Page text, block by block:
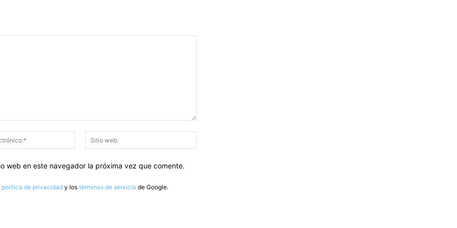
Correo
electrónico:*
web:
web en este navegador la próxima vez que comente.
política de privacidad y los términos de servicio de Google.